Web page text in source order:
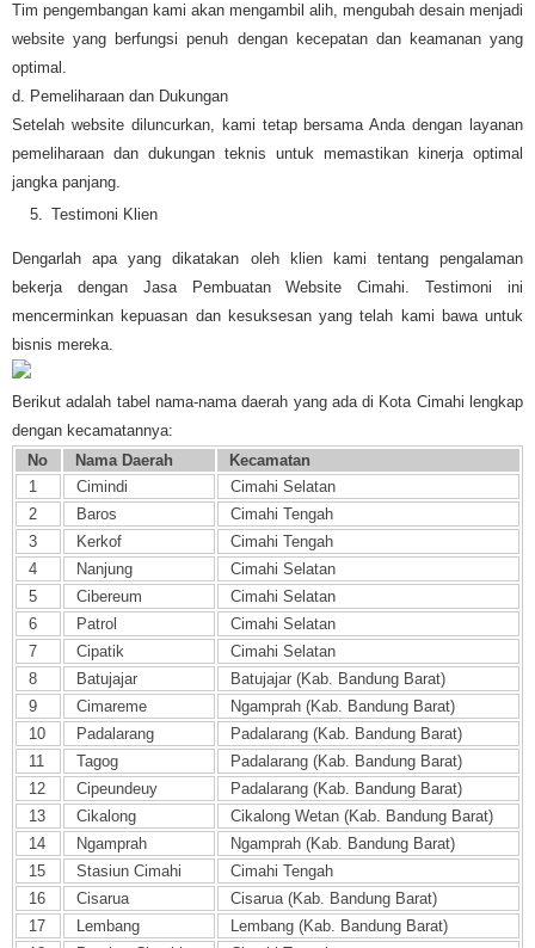
Tim pengembangan kami akan mengambil alih, mengubah desain menjadi
website yang berfungsi penuh dengan kecepatan dan keamanan yang
optimal.
d. Pemeliharaan dan Dukungan
Setelah website diluncurkan, kami tetap bersama Anda dengan layanan
pemeliharaan dan dukungan teknis untuk memastikan kinerja optimal
jangka panjang.
Testimoni Klien
Dengarlah apa yang dikatakan oleh klien kami tentang pengalaman
bekerja dengan Jasa Pembuatan Website Cimahi. Testimoni ini
mencerminkan kepuasan dan kesuksesan yang telah kami bawa untuk
bisnis mereka.
Berikut adalah tabel nama-nama daerah yang ada di Kota Cimahi lengkap
dengan kecamatannya:
No
Nama Daerah
Kecamatan
1
Cimindi
Cimahi Selatan
2
Baros
Cimahi Tengah
3
Kerkof
Cimahi Tengah
4
Nanjung
Cimahi Selatan
5
Cibereum
Cimahi Selatan
6
Patrol
Cimahi Selatan
7
Cipatik
Cimahi Selatan
8
Batujajar
Batujajar (Kab. Bandung Barat)
9
Cimareme
Ngamprah (Kab. Bandung Barat)
10
Padalarang
Padalarang (Kab. Bandung Barat)
11
Tagog
Padalarang (Kab. Bandung Barat)
12
Cipeundeuy
Padalarang (Kab. Bandung Barat)
13
Cikalong
Cikalong Wetan (Kab. Bandung Barat)
14
Ngamprah
Ngamprah (Kab. Bandung Barat)
15
Stasiun Cimahi
Cimahi Tengah
16
Cisarua
Cisarua (Kab. Bandung Barat)
17
Lembang
Lembang (Kab. Bandung Barat)